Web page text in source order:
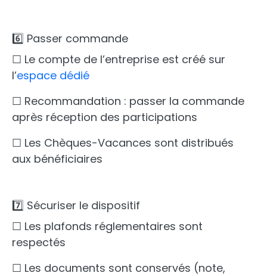
6️⃣ Passer commande
☐ Le compte de l’entreprise est créé sur
l’espace dédié
☐ Recommandation : passer la commande
après réception des participations
☐ Les Chèques-Vacances sont distribués
aux bénéficiaires
7️⃣ Sécuriser le dispositif
☐ Les plafonds réglementaires sont
respectés
☐ Les documents sont conservés (note,